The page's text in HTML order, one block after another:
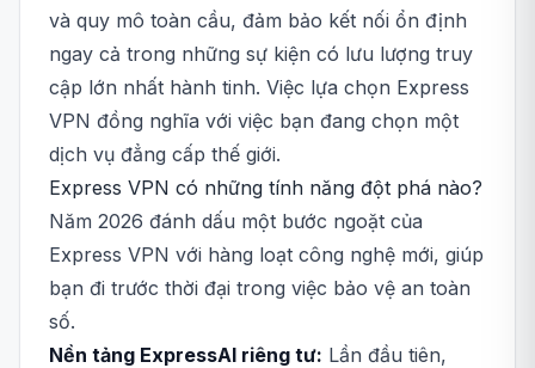
và quy mô toàn cầu, đảm bảo kết nối ổn định
ngay cả trong những sự kiện có lưu lượng truy
cập lớn nhất hành tinh. Việc lựa chọn Express
VPN đồng nghĩa với việc bạn đang chọn một
dịch vụ đẳng cấp thế giới.
Express VPN có những tính năng đột phá nào?
Năm 2026 đánh dấu một bước ngoặt của
Express VPN với hàng loạt công nghệ mới, giúp
bạn đi trước thời đại trong việc bảo vệ an toàn
số.
Nền tảng ExpressAI riêng tư: Lần đầu tiên,